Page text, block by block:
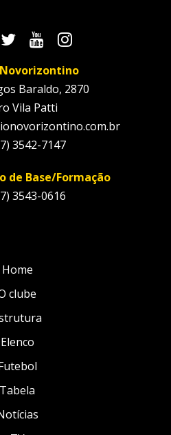
Baraldo, 2870
Vila Patti
3542-7147
de Base/Formação
3543-0616
Home
clube
Elenco
Tabela